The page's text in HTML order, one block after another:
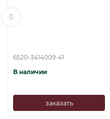
6520-3414009-41
В наличии
заказать